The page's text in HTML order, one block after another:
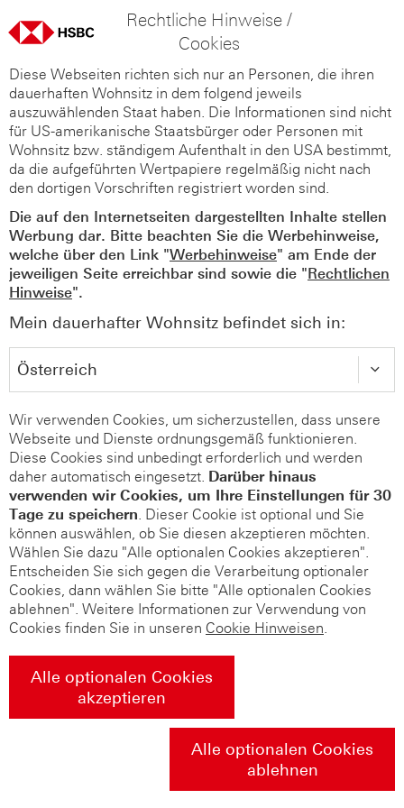
Rechtliche Hinweise /
Cookies
Diese Webseiten richten sich nur an Personen, die ihren
dauerhaften Wohnsitz in dem folgend jeweils
auszuwählenden Staat haben. Die Informationen sind nicht
für US-amerikanische Staatsbürger oder Personen mit
Wohnsitz bzw. ständigem Aufenthalt in den USA bestimmt,
da die aufgeführten Wertpapiere regelmäßig nicht nach
den dortigen Vorschriften registriert worden sind.
Die auf den Internetseiten dargestellten Inhalte stellen
Werbung dar. Bitte beachten Sie die Werbehinweise,
welche über den Link "Werbehinweise" am Ende der
jeweiligen Seite erreichbar sind sowie die "Rechtlichen
Hinweise".
Mein dauerhafter Wohnsitz befindet sich in:
Wir verwenden Cookies, um sicherzustellen, dass unsere
Webseite und Dienste ordnungsgemäß funktionieren.
Diese Cookies sind unbedingt erforderlich und werden
daher automatisch eingesetzt. Darüber hinaus
verwenden wir Cookies, um Ihre Einstellungen für 30
Tage zu speichern. Dieser Cookie ist optional und Sie
können auswählen, ob Sie diesen akzeptieren möchten.
Wählen Sie dazu "Alle optionalen Cookies akzeptieren".
Entscheiden Sie sich gegen die Verarbeitung optionaler
Cookies, dann wählen Sie bitte "Alle optionalen Cookies
ablehnen". Weitere Informationen zur Verwendung von
Cookies finden Sie in unseren Cookie Hinweisen.
Alle optionalen Cookies
akzeptieren
Alle optionalen Cookies
ablehnen